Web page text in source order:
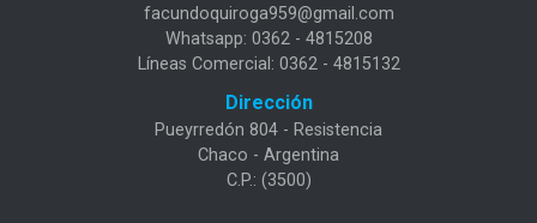
facundoquiroga959@gmail.com
Whatsapp: 0362 - 4815208
Líneas Comercial: 0362 - 4815132
Dirección
Pueyrredón 804 - Resistencia
Chaco - Argentina
C.P.: (3500)